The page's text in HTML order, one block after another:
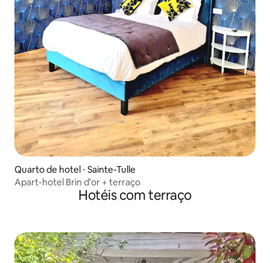
Quarto de hotel ⋅ Sainte-Tulle
Apart-hotel Brin d'or + terraço
Hotéis com terraço